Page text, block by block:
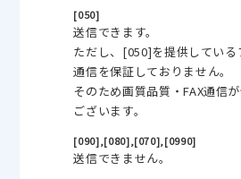
[050]
送信できます。
ただし、[050]を提供している
通信を保証しておりません。
そのため画質品質・FAX通信
ございます。
[090],[080],[070],[0990]
送信できません。